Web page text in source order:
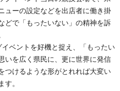
ューの設定などを出店者に働き掛
どで「もったいない」の精神を訴
ベントを好機と捉え、「もったい
いを広く県民に、更に世界に発信
つけるような形がとれれば大変い
す。